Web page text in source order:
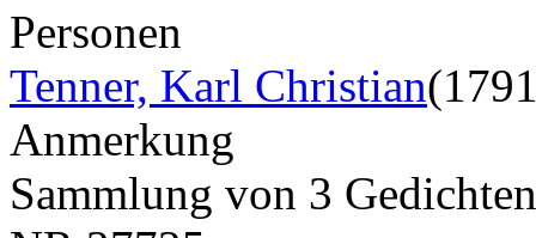
Personen
Tenner, Karl Christian
Anmerkung
Sammlung von 3